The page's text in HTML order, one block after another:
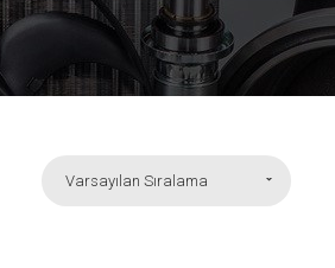
Varsayılan Sıralama